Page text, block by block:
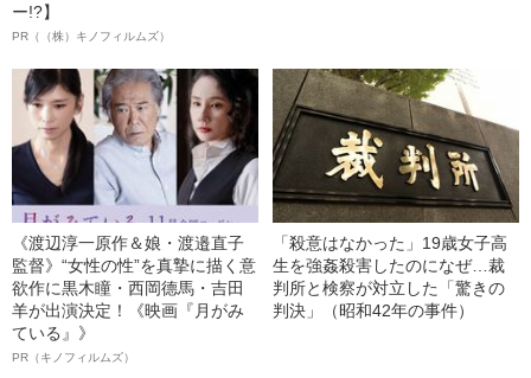
ー!?】
PR（（株）キノフィルムズ）
《渡辺淳一原作＆娘・渡邉直子
監督》“女性の性”を真摯に描く意
欲作に黒木瞳・西岡德馬・吉田
羊が出演決定！《映画『月がみ
ている』》
PR（キノフィルムズ）
「殺意はなかった」19歳女子高
生を強姦殺害したのになぜ…裁
判所と検察が対立した「驚きの
判決」（昭和42年の事件）